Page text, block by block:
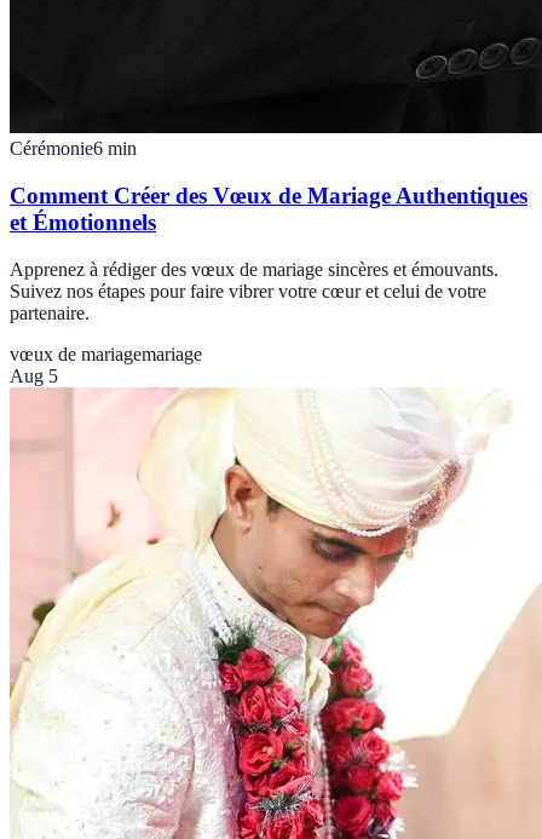
Cérémonie6 min
Comment Créer des Vœux de Mariage Authentiques
et Émotionnels
Apprenez à rédiger des vœux de mariage sincères et émouvants.
Suivez nos étapes pour faire vibrer votre cœur et celui de votre
partenaire.
vœux de mariagemariage
Aug 5